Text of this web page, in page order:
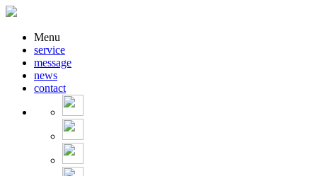
Menu
service
message
news
contact